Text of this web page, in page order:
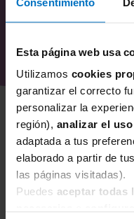
Esta página web usa
Utilizamos cookies
garantizar el correcto
personalizar la
región), analizar el
adaptada a tus
elaborado a partir de
las páginas visitadas).
Puedes aceptar todas